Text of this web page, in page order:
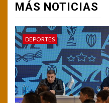
MÁS NOTICIAS
DEPORTES